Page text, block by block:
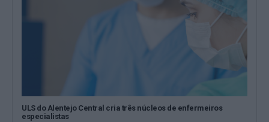
ULS do Alentejo Central cria três núcleos de enfermeiros
especialistas